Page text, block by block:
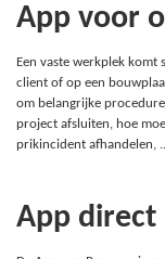
App voor
Een vaste werkplek komt
client of op een
om belangrijke
project afsluiten, hoe
prikincident afhandelen,
App direct